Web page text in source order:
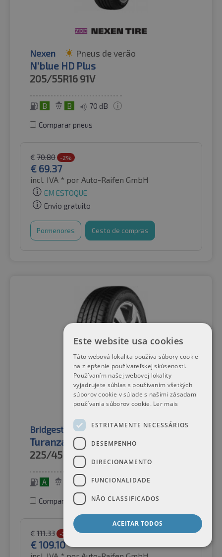
Nexen Pneus de verão
N'blue HD Plus
205/55R16 91V
B B 70 dB
Comparar pneus
€ 70.80 -2%
€ 69.37
incl. IVA * por Auto-Raifen GmbH
EM ESTOQUE
Envio gratuito
Pormenores Cesto de compras
Bridgestone Pneus de verão
Turanza T005 MO XL
225/45R1895Y
A 69 dB
Comparar pneus
€ 111.33 -2%
€109.10
Este website usa cookies
Táto webová lokalita používa súbory cookie
na zlepšenie používateľskej skúsenosti.
Používaním našej webovej lokality
vyjadrujete súhlas s používaním všetkých
súborov cookie v súlade s našimi zásadami
používania súborov cookie. Ler mais
ESTRITAMENTE NECESSÁRIOS
DESEMPENHO
DIRECIONAMENTO
FUNCIONALIDADE
NÃO CLASSIFICADOS
ACEITAR TODOS